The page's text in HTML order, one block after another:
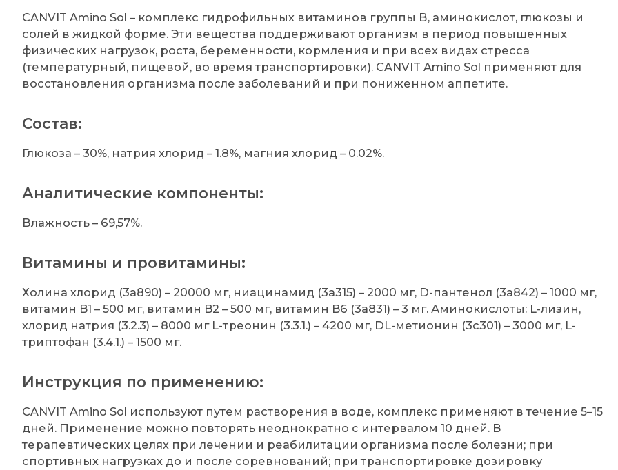
CANVIT Amino Sol – комплекс гидрофильных витаминов группы В, аминокислот, глюкозы и
солей в жидкой форме. Эти вещества поддерживают организм в период повышенных
физических нагрузок, роста, беременности, кормления и при всех видах стресса
(температурный, пищевой, во время транспортировки). CANVIT Amino Sol применяют для
восстановления организма после заболеваний и при пониженном аппетите.
Состав:
Глюкоза – 30%, натрия хлорид – 1.8%, магния хлорид – 0.02%.
Аналитические компоненты:
Влажность – 69,57%.
Витамины и провитамины:
Холина хлорид (3a890) – 20000 мг, ниацинамид (3a315) – 2000 мг, D-пантенол (3a842) – 1000 мг,
витамин B1 – 500 мг, витамин B2 – 500 мг, витамин B6 (3a831) – 3 мг. Аминокислоты: L-лизин,
хлорид натрия (3.2.3) – 8000 мг L-треонин (3.3.1.) – 4200 мг, DL-метионин (3c301) – 3000 мг, L-
триптофан (3.4.1.) – 1500 мг.
Инструкция по применению:
CANVIT Amino Sol используют путем растворения в воде, комплекс применяют в течение 5–15
дней. Применение можно повторять неоднократно с интервалом 10 дней. В
терапевтических целях при лечении и реабилитации организма после болезни; при
спортивных нагрузках до и после соревнований; при транспортировке дозировку